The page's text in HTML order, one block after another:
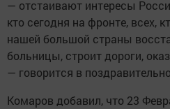
— отстаивают интересы
кто сегодня на фронте, всех,
нашей большой страны
больницы, строит дороги,
— говорится в
Комаров добавил, что 23